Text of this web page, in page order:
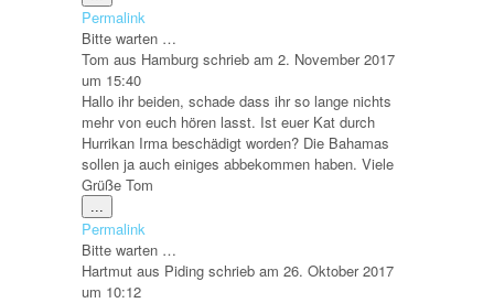
Metabox
ein-/ausblenden.
Permalink
Bitte warten …
Tom aus Hamburg schrieb am 2. November 2017
um 15:40
Hallo ihr beiden, schade dass ihr so lange nichts
mehr von euch hören lasst. Ist euer Kat durch
Hurrikan Irma beschädigt worden? Die Bahamas
sollen ja auch einiges abbekommen haben. Viele
Grüße Tom
Metabox
ein-/ausblenden.
Permalink
Bitte warten …
Hartmut aus Piding schrieb am 26. Oktober 2017
um 10:12